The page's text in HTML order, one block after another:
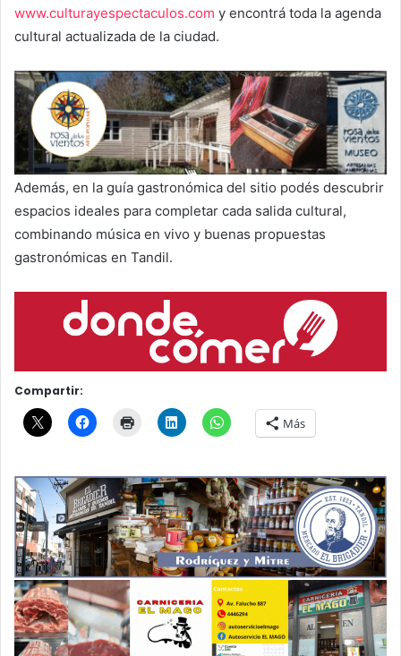
www.culturayespectaculos.com y encontrá toda la agenda
cultural actualizada de la ciudad.
Además, en la guía gastronómica del sitio podés descubrir
espacios ideales para completar cada salida cultural,
combinando música en vivo y buenas propuestas
gastronómicas en Tandil.
Compartir:
Más